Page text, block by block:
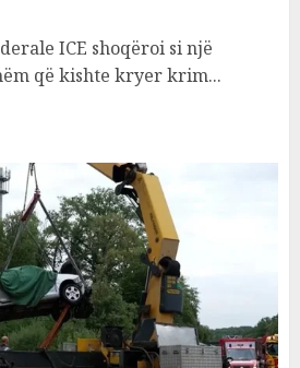
ICE shoqëroi si një
që kishte kryer krim...